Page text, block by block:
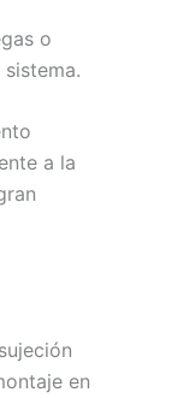
o
a la
en